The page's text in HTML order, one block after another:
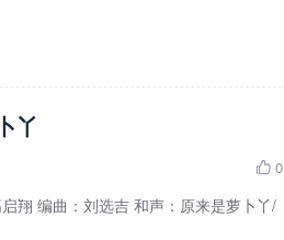
丫
 0
翔 编曲：刘选吉 和声：原来是萝卜丫/